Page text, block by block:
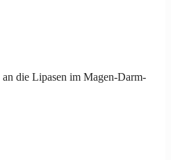
die Lipasen im Magen-Darm-